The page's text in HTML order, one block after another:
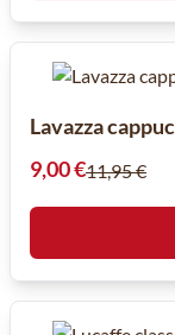
Lavazza
Prix spécial
9,00 €11,95 €